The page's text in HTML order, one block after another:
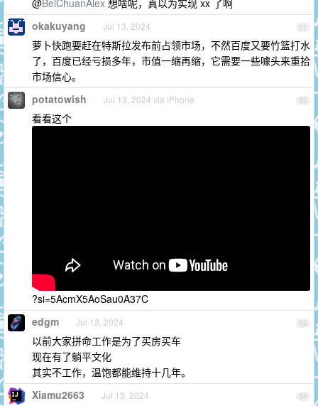
@BeiChuanAlex 想啥呢，真以为实现 xx 了啊
51
okakuyang Jul 13, 2024
萝卜快跑要赶在特斯拉发布前占领市场，不然百度又要竹篮打水
了，百度已经亏损多年，市值一缩再缩，它需要一些噱头来重拾
市场信心。
52
potatowish Jul 13, 2024 via iPhone
看看这个
?si=5AcmX5AoSau0A37C
53
edgm Jul 13, 2024
以前大家拼命工作是为了买房买车
现在有了躺平文化
其实不工作，温饱都能维持十几年。
54
Xiamu2663 Jul 13, 2024